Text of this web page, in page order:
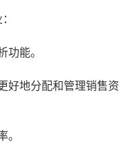
能。
好地分配和管理销售资